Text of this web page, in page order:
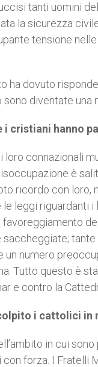
tanti uomini
la sicurezza
tensione
ha dovuto
diventate una
cristiani hanno
loro connazionali
è
ricordo con loro,
leggi riguardanti i
favoreggiamento
numero
Tutto questo è
e contro la
i cattolici in
in cui
forza. I Fratelli